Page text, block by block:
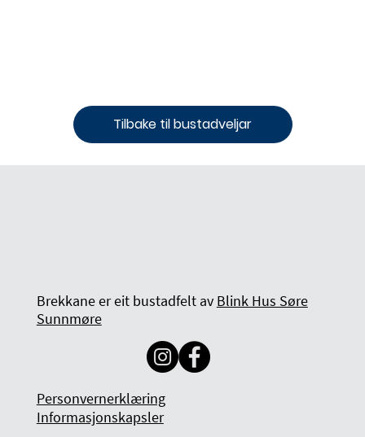
Tilbake til bustadveljar
Personvernerklæring
Informasjonskapsler
Brekkane er eit bustadfelt av Blink Hus Søre
Sunnmøre